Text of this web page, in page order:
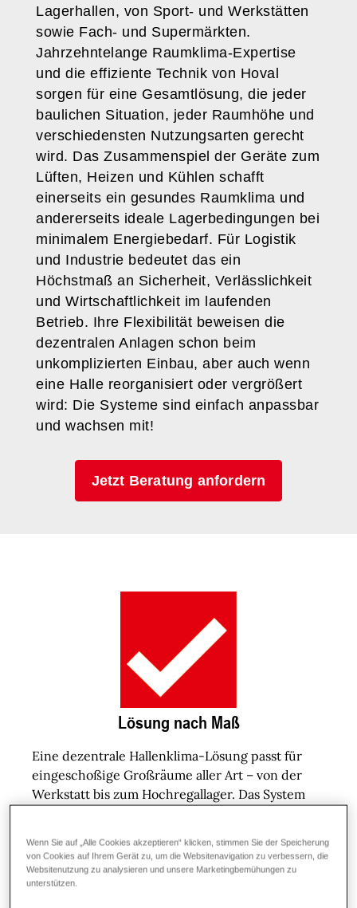
Lagerhallen, von Sport- und Werkstätten
sowie Fach- und Supermärkten.
Jahrzehntelange Raumklima-Expertise
und die effiziente Technik von Hoval
sorgen für eine Gesamtlösung, die jeder
baulichen Situation, jeder Raumhöhe und
verschiedensten Nutzungsarten gerecht
wird. Das Zusammenspiel der Geräte zum
Lüften, Heizen und Kühlen schafft
einerseits ein gesundes Raumklima und
andererseits ideale Lagerbedingungen bei
minimalem Energiebedarf. Für Logistik
und Industrie bedeutet das ein
Höchstmaß an Sicherheit, Verlässlichkeit
und Wirtschaftlichkeit im laufenden
Betrieb. Ihre Flexibilität beweisen die
dezentralen Anlagen schon beim
unkomplizierten Einbau, aber auch wenn
eine Halle reorganisiert oder vergrößert
wird: Die Systeme sind einfach anpassbar
und wachsen mit!
Jetzt Beratung anfordern
Lösung nach Maß
Eine dezentrale Hallenklima-Lösung passt für
eingeschoßige Großräume aller Art – von der
Werkstatt bis zum Hochregallager. Das System
individuell kombiniert.
Wenn Sie auf „Alle Cookies akzeptieren“ klicken, stimmen Sie der Speicherung
von Cookies auf Ihrem Gerät zu, um die Websitenavigation zu verbessern, die
Websitenutzung zu analysieren und unsere Marketingbemühungen zu
unterstützen.